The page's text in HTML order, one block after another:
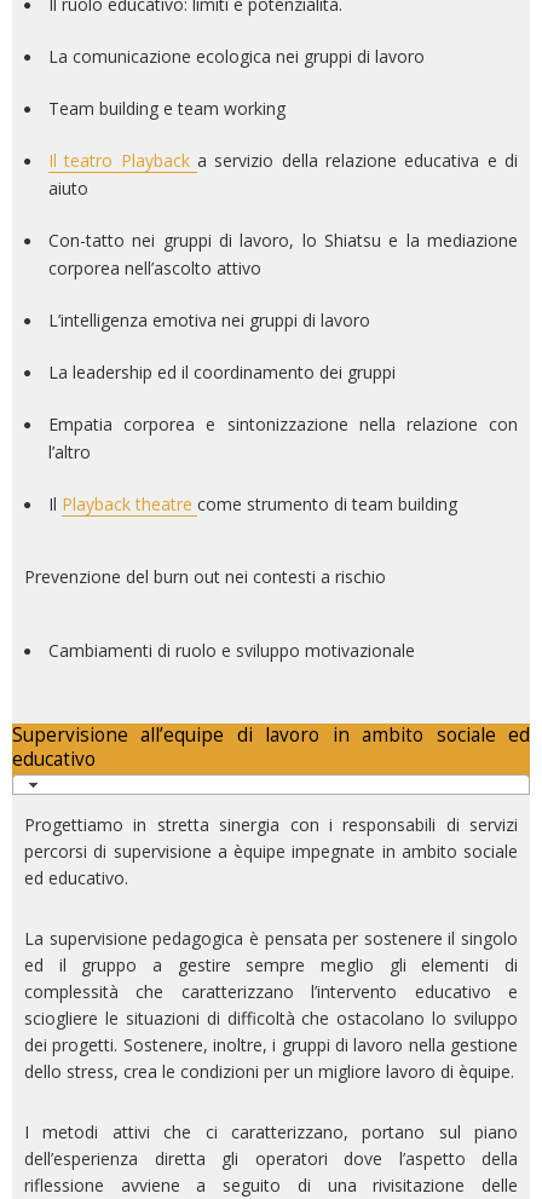
La comunicazione ecologica nei gruppi di lavoro
Team building e team working
Il teatro Playback a servizio della relazione educativa e di
aiuto
Con-tatto nei gruppi di lavoro, lo Shiatsu e la mediazione
corporea nell’ascolto attivo
L’intelligenza emotiva nei gruppi di lavoro
La leadership ed il coordinamento dei gruppi
Empatia corporea e sintonizzazione nella relazione con
l’altro
Il Playback theatre come strumento di team building
Prevenzione del burn out nei contesti a rischio
Cambiamenti di ruolo e sviluppo motivazionale
Supervisione all’equipe di lavoro in ambito sociale ed
educativo
Progettiamo in stretta sinergia con i responsabili di servizi
percorsi di supervisione a èquipe impegnate in ambito sociale
ed educativo.
La supervisione pedagogica è pensata per sostenere il singolo
ed il gruppo a gestire sempre meglio gli elementi di
complessità che caratterizzano l’intervento educativo e
sciogliere le situazioni di difficoltà che ostacolano lo sviluppo
dei progetti. Sostenere, inoltre, i gruppi di lavoro nella gestione
dello stress, crea le condizioni per un migliore lavoro di èquipe.
I metodi attivi che ci caratterizzano, portano sul piano
dell’esperienza diretta gli operatori dove l’aspetto della
riflessione avviene a seguito di una rivisitazione delle